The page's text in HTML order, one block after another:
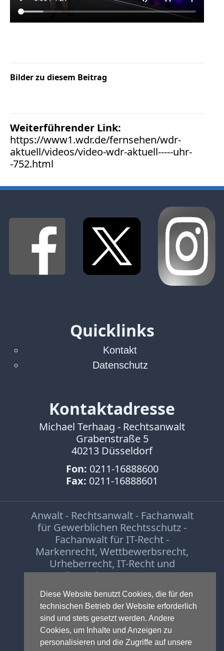
Diese Website benutzt Cookies, die für den
technischen Betrieb der Website erforderlich
sind und stets gesetzt werden. Andere
Cookies, um Inhalte und Anzeigen zu
personalisieren und die Zugriffe auf unsere
Bilder zu diesem Beitrag
Weiterführender Link:
https://www1.wdr.de/fernsehen/wdr-
aktuell/videos/video-wdr-aktuell-----uhr-
-752.html
Google
Meinungsfreiheit
Print
Radio
Sportwetten
TV
Urheberrecht
Volle
Wettbewerbsrecht
Quicklinks
Kontakt
Datenschutz
Kontaktadresse
Michael Terhaag - Rechtsanwalt
Grabenstraße 5
40213 Düsseldorf
Fon: 0211-16888600
Fax: 0211-16888601
Anwalt - Rechtsanwalt - Fachanwalt
für Gewerblichen Rechtsschutz -
Fachanwalt für IT-Recht -
Markenrecht, Wettbewerbsrecht,
Urheberrecht, IT-Recht und
Onlinerecht,E-Commerce,
Designrecht
Medienrecht &
Presserecht,Datenschutzrechtund
Glücksspielrecht-Abmahnungund
Einstweilige Verfügung
© 1999-2026 - RA Michael Terhaag,